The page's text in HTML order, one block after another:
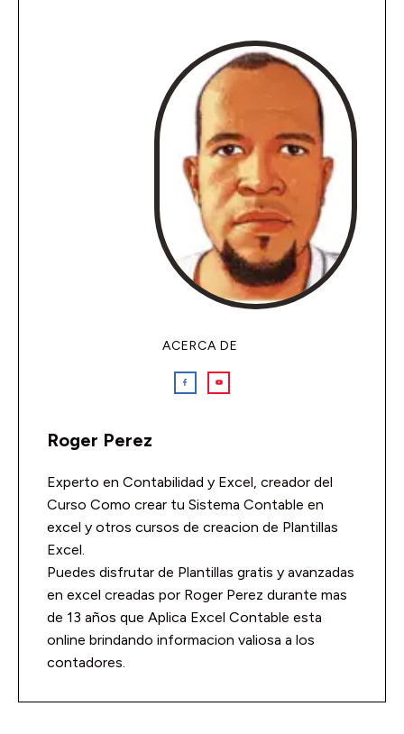
ACERCA DE
Roger Perez
Experto en Contabilidad y Excel, creador del
Curso Como crear tu Sistema Contable en
excel y otros cursos de creacion de Plantillas
Excel.
Puedes disfrutar de Plantillas gratis y avanzadas
en excel creadas por Roger Perez durante mas
de 13 años que Aplica Excel Contable esta
online brindando informacion valiosa a los
contadores.